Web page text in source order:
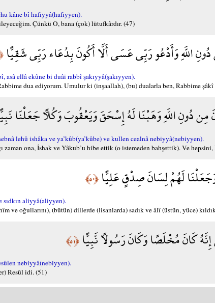
kâne bî hafiyyâ(hafiyyen).
Çünkü O, bana (çok) lütufkârdır. (47)
اللَّهِ وَأَدْعُو رَبِّي عَسَى أَلَّا أَكُونَ بِدُعَاء رَبِّي شَقِيًّا﴿٤٨﴾
asâ ellâ ekûne bi duâi rabbî şakıyyâ(şakıyyen).
dua ediyorum. Umulur ki (inşaallah), (bu) dualarla ben, Rabbime
مِن دُونِ اللَّهِ وَهَبْنَا لَهُ إِسْحَقَ وَيَعْقُوبَ وَكُلًّا جَعَلْنَا
lehû ishâka ve ya’kûb(ya’kûbe) ve kullen cealnâ nebiyyâ(nebiyyen).
ona, İshak ve Yâkub’u hibe ettik (o istemeden bahşettik). Ve
لَهُمْ لِسَانَ صِدْقٍ عَلِيًّا﴿٥٠﴾
sıdkın aliyyâ(aliyyen).
ve oğullarını), (bütün) dillerde (lisanlarda) sadık ve âlî (üstün, yüce)
كَانَ مُخْلَصًا وَكَانَ رَسُولًا نَّبِيًّا﴿٥١﴾
nebiyyâ(nebiyyen).
Resûl idi. (51)